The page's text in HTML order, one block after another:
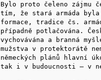
Bylo proto čeleno zájmu
tím, že stará armáda
formace, tradice čs.
případně potlačována.
vychovávána a branná
mužstva v protektorátě
německých plánů hlavní
tak i v budoucnosti — v